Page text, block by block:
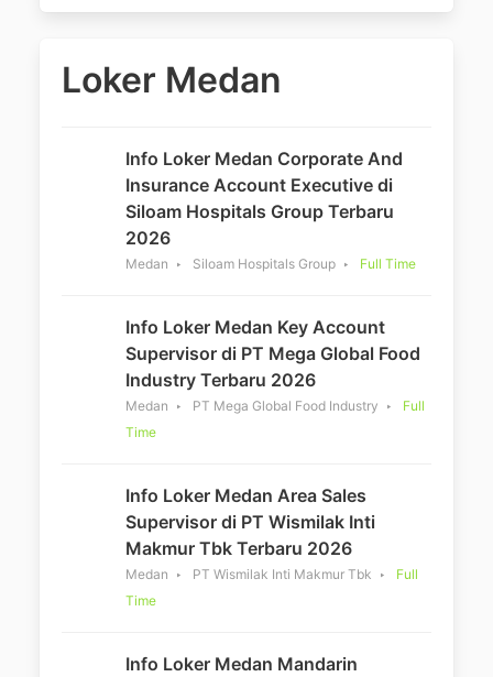
Loker Medan
Info Loker Medan Corporate And
Insurance Account Executive di
Siloam Hospitals Group Terbaru
2026
Medan Siloam Hospitals Group Full Time
Info Loker Medan Key Account
Supervisor di PT Mega Global Food
Industry Terbaru 2026
Medan PT Mega Global Food Industry
Full
Time
Info Loker Medan Area Sales
Supervisor di PT Wismilak Inti
Makmur Tbk Terbaru 2026
Medan PT Wismilak Inti Makmur Tbk
Full
Time
Info Loker Medan Mandarin